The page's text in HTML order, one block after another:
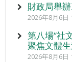
財政局舉
2026年8月6日
第八場“社
聚焦文體
2026年8月6日